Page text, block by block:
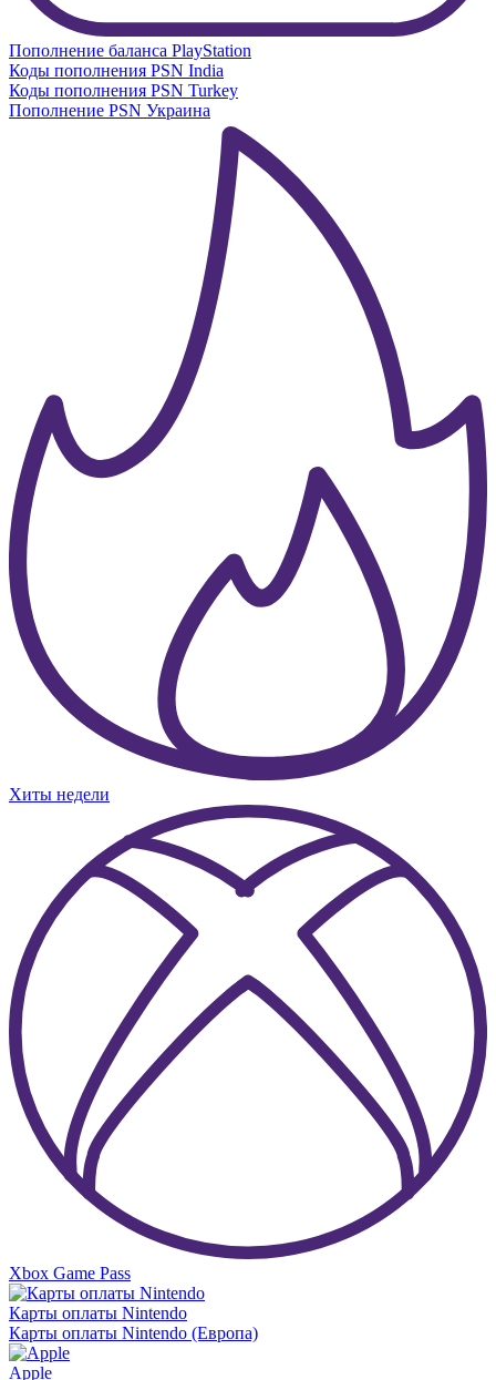
Пополнение баланса PlayStation
Коды пополнения PSN India
Коды пополнения PSN Turkey
Пополнение PSN Украина
Хиты недели
Xbox Game Pass
Карты оплаты Nintendo
Карты оплаты Nintendo (Европа)
Apple